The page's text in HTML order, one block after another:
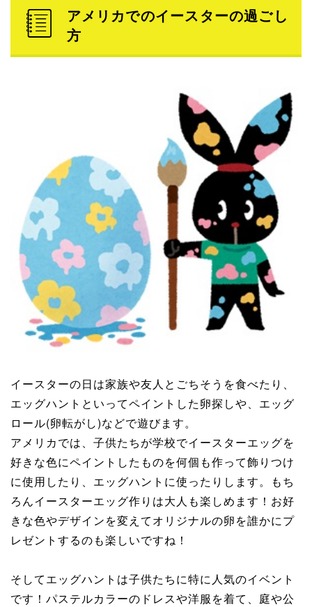
アメリカでのイースターの過ごし
方
イースターの日は家族や友人とごちそうを食べたり、
エッグハントといってペイントした卵探しや、エッグ
ロール(卵転がし)などで遊びます。
アメリカでは、子供たちが学校でイースターエッグを
好きな色にペイントしたものを何個も作って飾りつけ
に使用したり、エッグハントに使ったりします。もち
ろんイースターエッグ作りは大人も楽しめます！お好
きな色やデザインを変えてオリジナルの卵を誰かにプ
レゼントするのも楽しいですね！
そしてエッグハントは子供たちに特に人気のイベント
です！パステルカラーのドレスや洋服を着て、庭や公